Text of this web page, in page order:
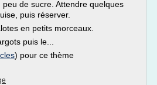
de sucre. Attendre quelques
puis réserver.
en petits morceaux.
puis le...
) pour ce thème